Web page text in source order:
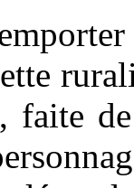
faite